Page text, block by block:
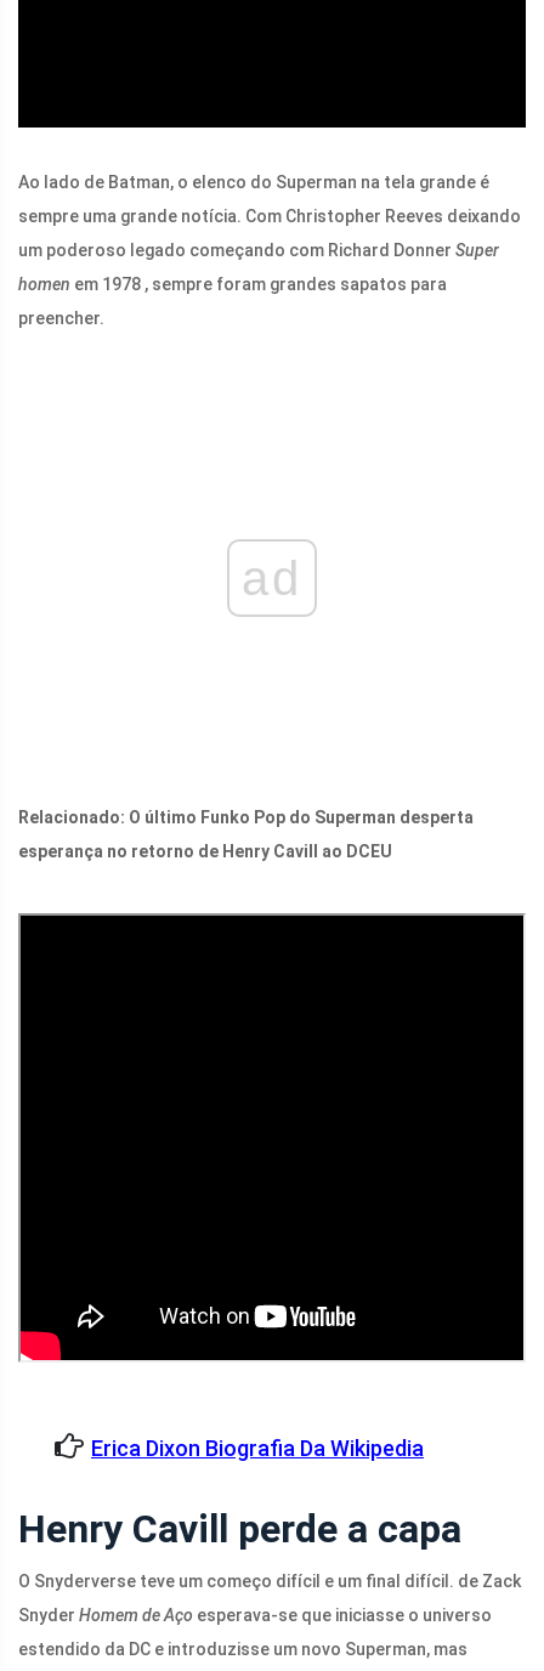
Ao lado de Batman, o elenco do Superman na tela grande é
sempre uma grande notícia. Com Christopher Reeves deixando
um poderoso legado começando com Richard Donner Super
homen em 1978 , sempre foram grandes sapatos para
preencher.
ad
Relacionado: O último Funko Pop do Superman desperta
esperança no retorno de Henry Cavill ao DCEU
Erica Dixon Biografia Da Wikipedia
Henry Cavill perde a capa
O Snyderverse teve um começo difícil e um final difícil. de Zack
Snyder Homem de Aço esperava-se que iniciasse o universo
estendido da DC e introduzisse um novo Superman, mas